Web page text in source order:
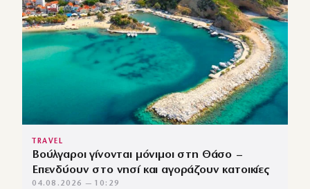
TRAVEL
Βούλγαροι γίνονται μόνιμοι στη Θάσο –
Επενδύουν στο νησί και αγοράζουν κατοικίες
04.08.2026 — 10:29